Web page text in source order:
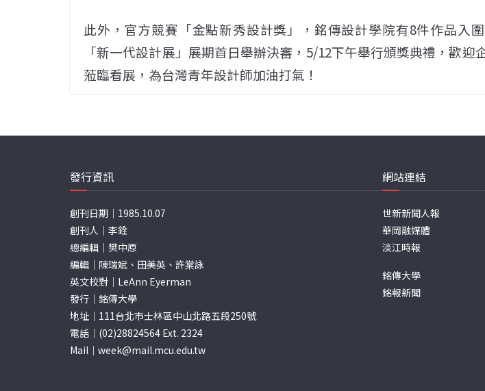
此外，官方競賽「金點新秀設計獎」，銘傳設計學院有8件作品入
「新一代設計展」展期首日舉辦決審，5/12下午舉行頒獎典禮，歡迎
蒞臨看展，為台灣青年設計師加油打氣！
發行資訊
創刊日期｜1985.10.07
創刊人｜李銓
總編輯｜樊中原
編輯｜陳瑞斌、田美英、許棠詠
英文校對｜LeAnn Eyerman
發行｜銘傳大學
地址｜111台北市士林區中山北路五段250號
電話｜(02)28824564 Ext. 2324
Mail｜ week@mail.mcu.edu.tw
網站連結
世新新聞人報
華岡融媒體
淡江時報
銘傳大學
銘報新聞